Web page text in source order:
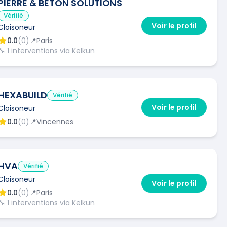
& BETON SOLUTIONS
Vérifié
0.0(0) 📍Paris
1 interventions via Kelkun
Voir le profil
Vérifié
0.0(0) 📍Vincennes
Voir le profil
Vérifié
0.0(0) 📍Paris
1 interventions via Kelkun
Voir le profil